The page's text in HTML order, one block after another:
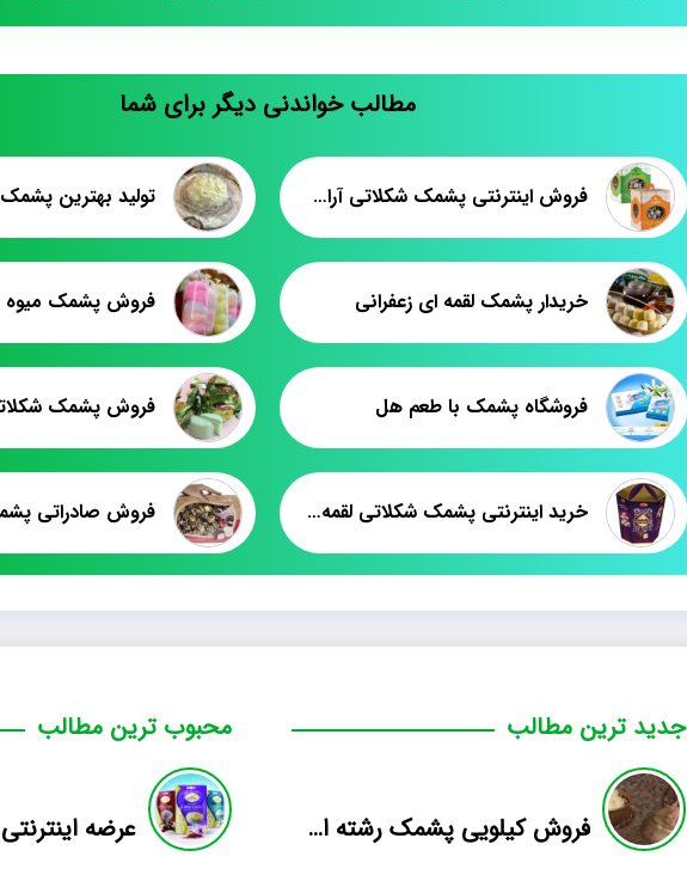
مطالب خواندنی دیگر برای شما
فروش اینترنتی پشمک شکلاتی آرامیس
خریدار پشمک لقمه ای زعفرانی
فروشگاه پشمک با طعم هل
خرید اینترنتی پشمک شکلاتی لقمه ای
جدید ترین مطالب
فروش کیلویی پشمک رشته ای طعم دار میوه
محبوب ترین مطالب
عرضه